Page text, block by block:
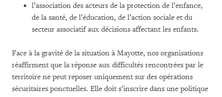
l’association des acteurs de la protection de l’enfance,
de la santé, de l’éducation, de l’action sociale et du
secteur associatif aux décisions affectant les enfants.
Face à la gravité de la situation à Mayotte, nos organisations
réaffirment que la réponse aux difficultés rencontrées par le
territoire ne peut reposer uniquement sur des opérations
sécuritaires ponctuelles. Elle doit s’inscrire dans une politique